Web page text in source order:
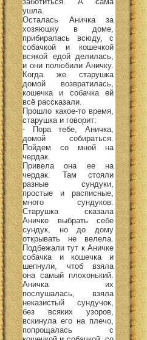
ушла.
Осталась Аничка за
хозяюшку в доме,
прибиралась всюду, с
собачкой и кошечкой
всякой едой делилась,
и они полюбили Аничку.
Когда же старушка
домой возвратилась,
кошечка и собачка ей
всё рассказали.
Прошло какое-то время,
старушка и говорит:
- Пора тебе, Аничка,
домой собираться.
Пойдем со мной на
чердак.
Привела она ее на
чердак. Там стояли
разные сундуки,
простые и расписные,
много сундуков.
Старушка сказала
Аничке выбрать себе
сундук, но до дому
открывать не велела.
Подбежали тут к Аничке
собачка и кошечка и
шепнули, чтоб взяла
она самый плохонький.
Аничка их
послушалась, взяла
неказистый сундучок,
без всяких узоров,
вскинула его на плечо,
попрощалась с